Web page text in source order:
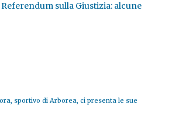
sulla Giustizia: alcune
sportivo di Arborea, ci presenta le sue